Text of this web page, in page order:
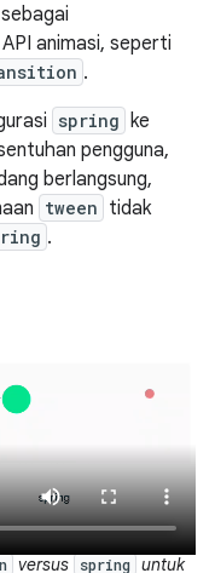
animasi, seperti
.
spring ke
pengguna,
berlangsung,
tween tidak
.
versus spring untuk